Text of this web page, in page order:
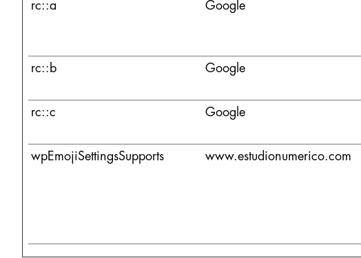
rc::a Google
rc::b Google
rc::c Google
wpEmojiSettingsSupports www.estudionumerico.com